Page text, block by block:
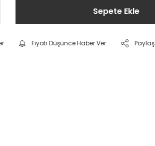
Sepete Ekle
Fiyatı Düşünce Haber Ver Paylaş